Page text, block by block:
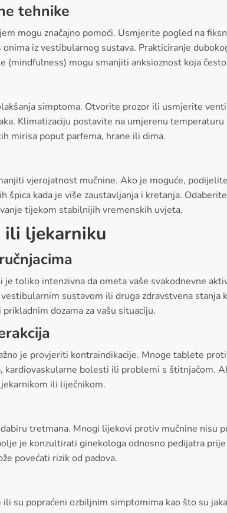
tehnike
mogu značajno pomoći. Usmjerite pogled na
iz vestibularnog sustava. Prakticiranje
(mindfulness) mogu smanjiti anksioznost koja
simptoma. Otvorite prozor ili usmjerite
Klimatizaciju postavite na umjerenu
mirisa poput parfema, hrane ili dima.
vjerojatnost mučnine. Ako je moguće,
kada je više zaustavljanja i kretanja.
tijekom stabilnijih vremenskih uvjeta.
ili ljekarniku
toliko intenzivna da ometa vaše svakodnevne
sustavom ili druga zdravstvena
dozama za vašu situaciju.
je provjeriti kontraindikacije. Mnoge tablete
kardiovaskularne bolesti ili problemi s štitnjačom.
ili liječnikom.
tretmana. Mnogi lijekovi protiv mučnine nisu
je konzultirati ginekologa odnosno pedijatra
povećati rizik od padova.
su popraćeni ozbiljnim simptomima kao što su